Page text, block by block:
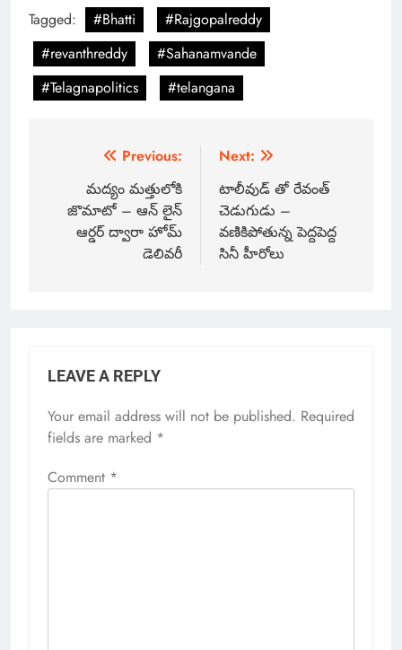
Tagged: #Bhatti
#Rajgopalreddy
#revanthreddy
#Sahanamvande
#Telagnapolitics
#telangana
Previous:
మద్యం మత్తులోకి
జొమాటో – ఆన్ లైన్
ఆర్డర్ ద్వారా హోమ్
డెలివరీ
Next:
టాలీవుడ్ తో రేవంత్
చెడుగుడు –
వణికిపోతున్న పెద్దపెద్ద
సినీ హీరోలు
LEAVE A REPLY
Your email address will not be published. Required
fields are marked *
Comment *